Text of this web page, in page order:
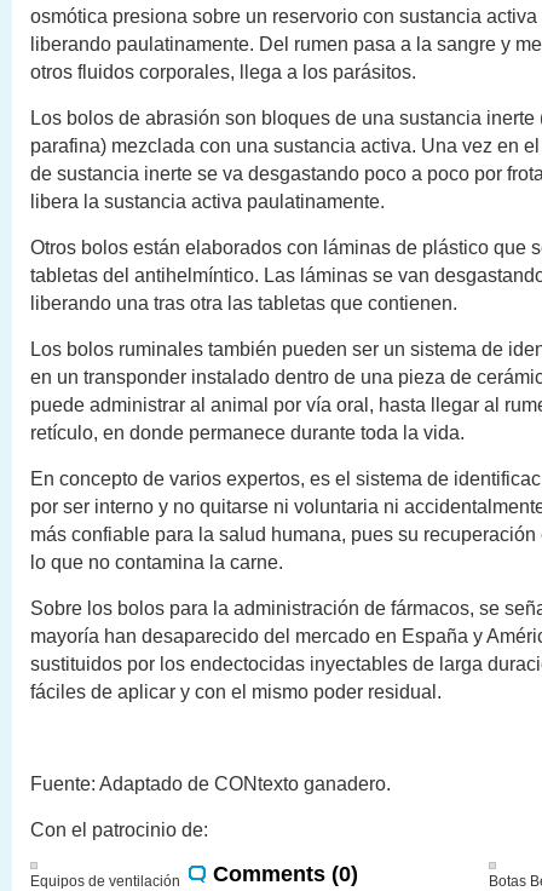
osmótica presiona sobre un reservorio con sustancia activa
liberando paulatinamente. Del rumen pasa a la sangre y
otros fluidos corporales, llega a los parásitos.
Los bolos de abrasión son bloques de una sustancia inerte
parafina) mezclada con una sustancia activa. Una vez en
de sustancia inerte se va desgastando poco a poco por
libera la sustancia activa paulatinamente.
Otros bolos están elaborados con láminas de plástico que
tabletas del antihelmíntico. Las láminas se van
liberando una tras otra las tabletas que contienen.
Los bolos ruminales también pueden ser un sistema de
en un transponder instalado dentro de una pieza de
puede administrar al animal por vía oral, hasta llegar al
retículo, en donde permanece durante toda la vida.
En concepto de varios expertos, es el sistema de
por ser interno y no quitarse ni voluntaria ni
más confiable para la salud humana, pues su
lo que no contamina la carne.
Sobre los bolos para la administración de fármacos, se
mayoría han desaparecido del mercado en España y
sustituidos por los endectocidas inyectables de larga
fáciles de aplicar y con el mismo poder residual.
Fuente: Adaptado de CONtexto ganadero.
Con el patrocinio de:
Equipos de ventilación
Botas
Comments (0)